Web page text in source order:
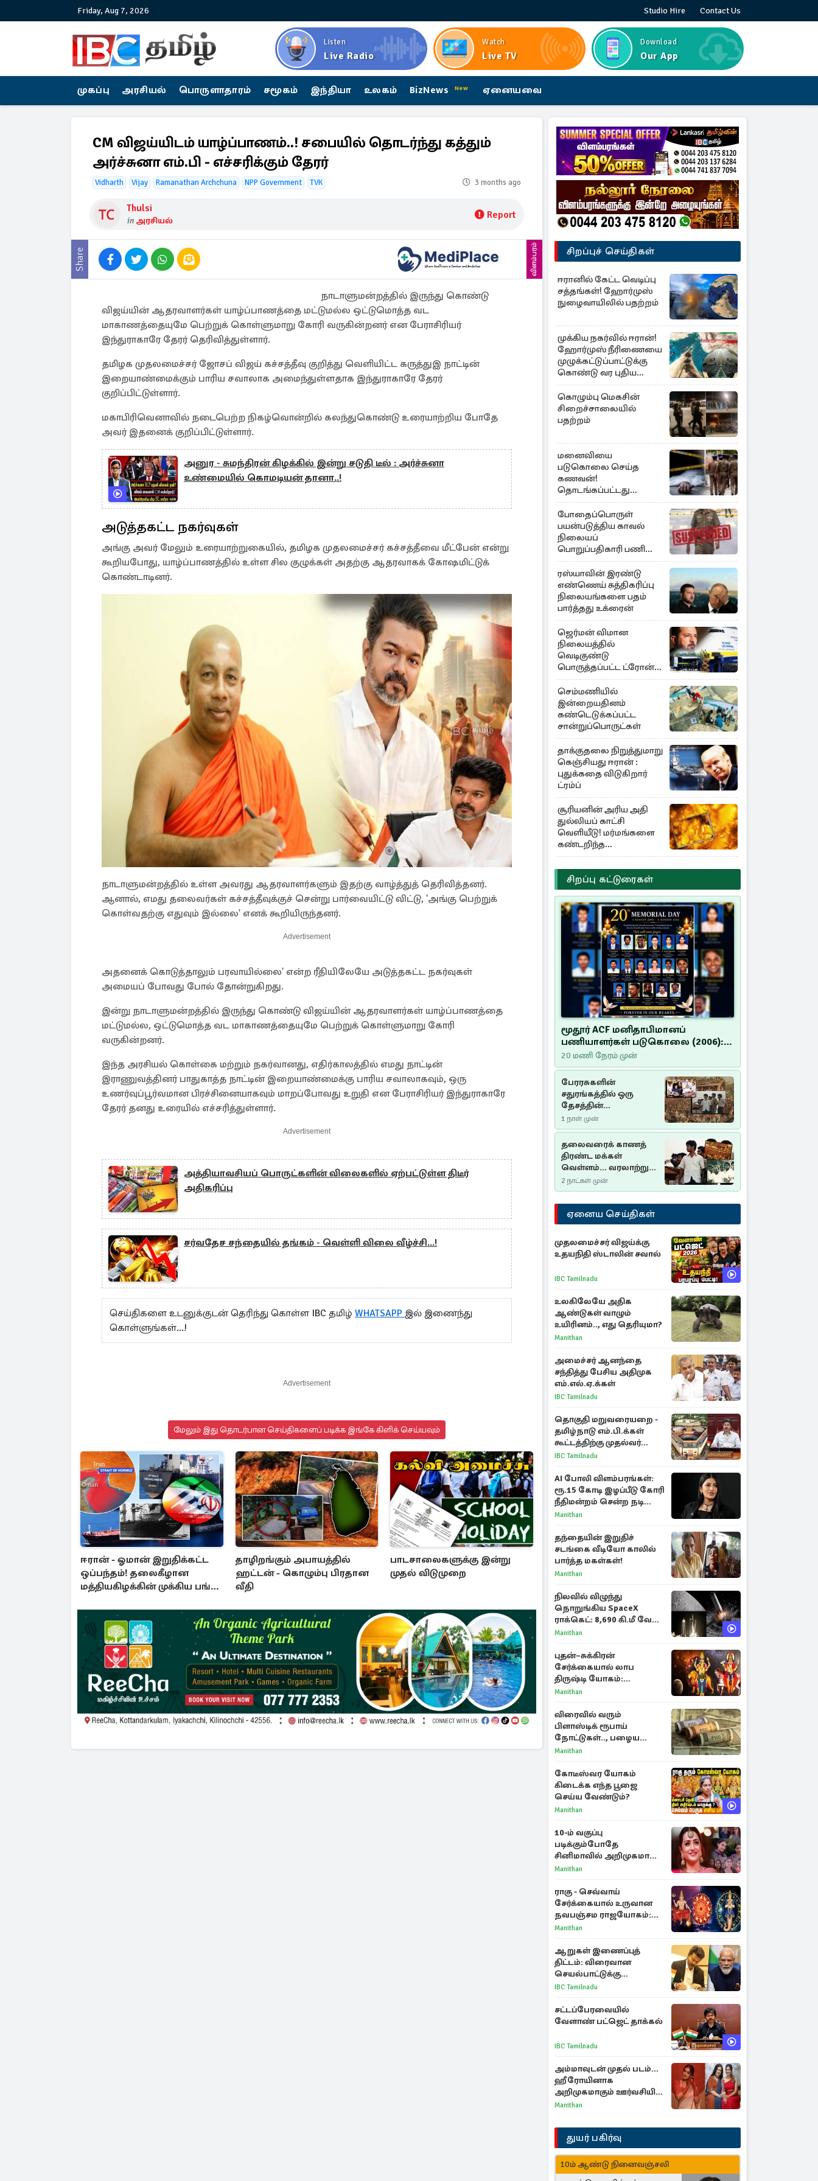
Friday, Aug 7, 2026 Studio Hire Contact Us
Listen
Live Radio
Watch
Live TV
Download
Our App
முகப்பு அரசியல் பொருளாதாரம் சமூகம் இந்தியா உலகம் BizNews New ஏனையவை
CM விஜய்யிடம் யாழ்ப்பாணம்..! சபையில் தொடர்ந்து கத்தும்
அர்ச்சுனா எம்.பி - எச்சரிக்கும் தேரர்
Vidharth Vijay Ramanathan Archchuna NPP Government TVK 3 months ago
Thulsi
in அரசியல் Report
Share விளம்பரம்
நாடாளுமன்றத்தில் இருந்து கொண்டு
விஜய்யின் ஆதரவாளர்கள் யாழ்ப்பாணத்தை மட்டுமல்ல ஒட்டுமொத்த வட
மாகாணத்தையுமே பெற்றுக் கொள்ளுமாறு கோரி வருகின்றனர் என பேராசிரியர்
இந்துராகாரே தேரர் தெரிவித்துள்ளார்.
தமிழக முதலமைச்சர் ஜோசப் விஜய் கச்சத்தீவு குறித்து வெளியிட்ட கருத்துஇ நாட்டின்
இறையாண்மைக்கும் பாரிய சவாலாக அமைந்துள்ளதாக இந்துராகாரே தேரர்
குறிப்பிட்டுள்ளார்.
மகாபிரிவெனாவில் நடைபெற்ற நிகழ்வொன்றில் கலந்துகொண்டு உரையாற்றிய போதே
அவர் இதனைக் குறிப்பிட்டுள்ளார்.
அனுர - சுமந்திரன் கிழக்கில் இன்று சடுதி டீல் : அர்ச்சுனா
உண்மையில் கொமடியன் தானா..!
அடுத்தகட்ட நகர்வுகள்
அங்கு அவர் மேலும் உரையாற்றுகையில், தமிழக முதலமைச்சர் கச்சத்தீவை மீட்பேன் என்று
கூறியபோது, யாழ்ப்பாணத்தில் உள்ள சில குழுக்கள் அதற்கு ஆதரவாகக் கோஷமிட்டுக்
கொண்டாடினர்.
நாடாளுமன்றத்தில் உள்ள அவரது ஆதரவாளர்களும் இதற்கு வாழ்த்துத் தெரிவித்தனர்.
ஆனால், எமது தலைவர்கள் கச்சத்தீவுக்குச் சென்று பார்வையிட்டு விட்டு, 'அங்கு பெற்றுக்
கொள்வதற்கு எதுவும் இல்லை' எனக் கூறியிருந்தனர்.
Advertisement
அதனைக் கொடுத்தாலும் பரவாயில்லை' என்ற ரீதியிலேயே அடுத்தகட்ட நகர்வுகள்
அமையப் போவது போல் தோன்றுகிறது.
இன்று நாடாளுமன்றத்தில் இருந்து கொண்டு விஜய்யின் ஆதரவாளர்கள் யாழ்ப்பாணத்தை
மட்டுமல்ல, ஒட்டுமொத்த வட மாகாணத்தையுமே பெற்றுக் கொள்ளுமாறு கோரி
வருகின்றனர்.
இந்த அரசியல் கொள்கை மற்றும் நகர்வானது, எதிர்காலத்தில் எமது நாட்டின்
இராணுவத்தினர் பாதுகாத்த நாட்டின் இறையாண்மைக்கு பாரிய சவாலாகவும், ஒரு
உணர்வுப்பூர்வமான பிரச்சினையாகவும் மாறப்போவது உறுதி என பேராசிரியர் இந்துராகாரே
தேரர் தனது உரையில் எச்சரித்துள்ளார்.
Advertisement
அத்தியாவசியப் பொருட்களின் விலைகளில் ஏற்பட்டுள்ள திடீர்
அதிகரிப்பு
சர்வதேச சந்தையில் தங்கம் - வெள்ளி விலை வீழ்ச்சி...!
செய்திகளை உடனுக்குடன் தெரிந்து கொள்ள IBC தமிழ் WHATSAPP இல் இணைந்து
கொள்ளுங்கள்...!
Advertisement
மேலும் இது தொடர்பான செய்திகளைப் படிக்க இங்கே கிளிக் செய்யவும்
ஈரான் - ஓமான் இறுதிக்கட்ட
ஒப்பந்தம்! தலைகீழான
மத்தியகிழக்கின் முக்கிய பங்கு
தாழிறங்கும் அபாயத்தில்
ஹட்டன் - கொழும்பு பிரதான
வீதி
பாடசாலைகளுக்கு இன்று
முதல் விடுமுறை
சிறப்புச் செய்திகள்
ஈரானில் கேட்ட வெடிப்பு
சத்தங்கள்! ஹோர்முஸ்
நுழைவாயிலில் பதற்றம்
முக்கிய நகர்வில் ஈரான்!
ஹோர்முஸ் நீரிணையை
முழுக்கட்டுப்பாட்டுக்கு
கொண்டு வர புதிய
சட்டமூலம்
கொழும்பு மெகசின்
சிறைச்சாலையில்
பதற்றம்
மனைவியை
படுகொலை செய்த
கணவன்!
தொடங்கப்பட்டது
விசாரணை
போதைப்பொருள்
பயன்படுத்திய காவல்
நிலையப்
பொறுப்பதிகாரி பணி
இடைநீக்கம்
ரஸ்யாவின் இரண்டு
எண்ணெய் சுத்திகரிப்பு
நிலையங்களை பதம்
பார்த்தது உக்ரைன்
ஜெர்மன் விமான
நிலையத்தில்
வெடிகுண்டு
பொருத்தப்பட்ட ட்ரோன்!
தப்பியது உக்ரைன்
விமானம்
செம்மணியில்
இன்றையதினம்
கண்டெடுக்கப்பட்ட
சான்றுப்பொருட்கள்
தாக்குதலை நிறுத்துமாறு
கெஞ்சியது ஈரான் :
புதுக்கதை விடுகிறார்
ட்ரம்ப்
சூரியனின் அரிய அதி
துல்லியப் காட்சி
வெளியீடு! மர்மங்களை
கண்டறிந்த
விஞ்ஞானிகள்
சிறப்பு கட்டுரைகள்
மூதூர் ACF மனிதாபிமானப்
பணியாளர்கள் படுகொலை (2006):
20 ஆண்டுகளாகியும் நீதி
மறுக்கப்பட்ட மனிதாபிமானப்
பேரவலம்
20 மணி நேரம் முன்
பேரரசுகளின்
சதுரங்கத்தில் ஒரு
தேசத்தின்
தீர்க்கதரிசனம் :
சுதுமலை பிரகடனம்
ஒரு வரலாற்றுப் பாடம்
1 நாள் முன்
தலைவரைக் காணத்
திரண்ட மக்கள்
வெள்ளம்... வரலாற்றுச்
சிறப்புமிக்க சுதுமலைப்
பிரகடனம்…
2 நாட்கள் முன்
ஏனைய செய்திகள்
முதலமைச்சர் விஜய்க்கு
உதயநிதி ஸ்டாலின் சவால்
IBC Tamilnadu
உலகிலேயே அதிக
ஆண்டுகள் வாழும்
உயிரினம்.., எது தெரியுமா?
Manithan
அமைச்சர் ஆனந்தை
சந்தித்து பேசிய அதிமுக
எம்.எல்.ஏ.க்கள்
IBC Tamilnadu
தொகுதி மறுவரையறை -
தமிழ்நாடு எம்.பி.க்கள்
கூட்டத்திற்கு முதல்வர்
விஜய் அழைப்பு
IBC Tamilnadu
AI போலி விளம்பரங்கள்:
ரூ.15 கோடி இழப்பீடு கோரி
நீதிமன்றம் சென்ற நடிகை
ஸ்ருதி ஹாசன்!
Manithan
தந்தையின் இறுதிச்
சடங்கை வீடியோ காலில்
பார்த்த மகள்கள்!
Manithan
நிலவில் விழுந்து
நொறுங்கிய SpaceX
ராக்கெட்: 8,690 கி.மீ வேக
மோதலால் உருவான புதிய
Manithan
புதன்–சுக்கிரன்
சேர்க்கையால் லாப
திருஷ்டி யோகம்:
அதிர்ஷ்டம் பெறும் டாப் 3
Manithan
விரைவில் வரும்
பிளாஸ்டிக் ரூபாய்
நோட்டுகள்.., பழைய
காகித நோட்டுகள்
Manithan
கோடீஸ்வர யோகம்
கிடைக்க எந்த பூஜை
செய்ய வேண்டும்?
Manithan
10-ம் வகுப்பு
படிக்கும்போதே
சினிமாவில் அறிமுகமான
த்ரிஷா! உண்மையை
காந்தி
Manithan
ராகு - செவ்வாய்
சேர்க்கையால் உருவான
நவபஞ்சம ராஜயோகம்:
அதிர்ஷ்டம் பெறும் 3
Manithan
ஆறுகள் இணைப்புத்
திட்டம்: விரைவான
செயல்பாட்டுக்கு
பிரதமருக்கு முதலமைச்சர்
IBC Tamilnadu
சட்டப்பேரவையில்
வேளாண் பட்ஜெட் தாக்கல்
IBC Tamilnadu
அம்மாவுடன் முதல் படம்...
ஹீரோயினாக
அறிமுகமாகும் ஊர்வசியின்
மகள் தேஜலட்சுமி!
Manithan
துயர் பகிர்வு
10ம் ஆண்டு நினைவஞ்சலி